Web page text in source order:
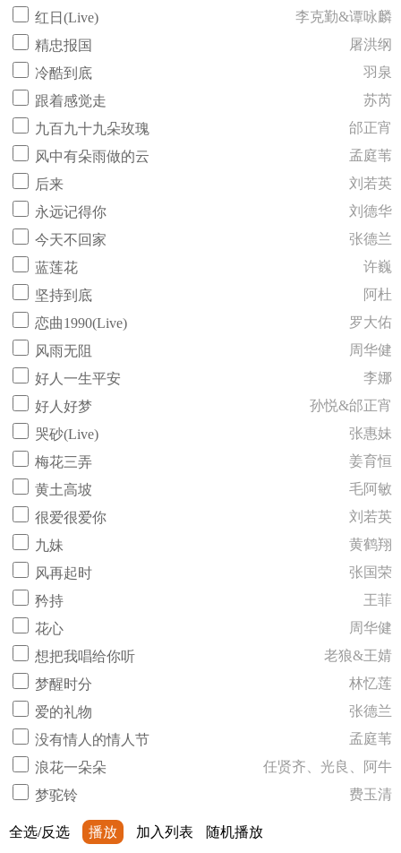
红日(Live)
李克勤&谭咏麟
精忠报国
屠洪纲
冷酷到底
羽泉
跟着感觉走
苏芮
九百九十九朵玫瑰
邰正宵
风中有朵雨做的云
孟庭苇
后来
刘若英
永远记得你
刘德华
今天不回家
张德兰
蓝莲花
许巍
坚持到底
阿杜
恋曲1990(Live)
罗大佑
风雨无阻
周华健
好人一生平安
李娜
好人好梦
孙悦&邰正宵
哭砂(Live)
张惠妹
梅花三弄
姜育恒
黄土高坡
毛阿敏
很爱很爱你
刘若英
九妹
黄鹤翔
风再起时
张国荣
矜持
王菲
花心
周华健
想把我唱给你听
老狼&王婧
梦醒时分
林忆莲
爱的礼物
张德兰
没有情人的情人节
孟庭苇
浪花一朵朵
任贤齐、光良、阿牛
梦驼铃
费玉清
全选/反选 播放 加入列表 随机播放